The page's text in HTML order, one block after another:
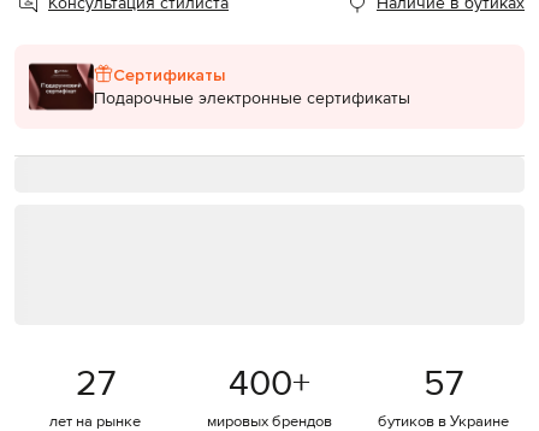
Сертификаты
Подарочные электронные сертификаты
27
лет на рынке
400+
мировых брендов
57
бутиков в Украине